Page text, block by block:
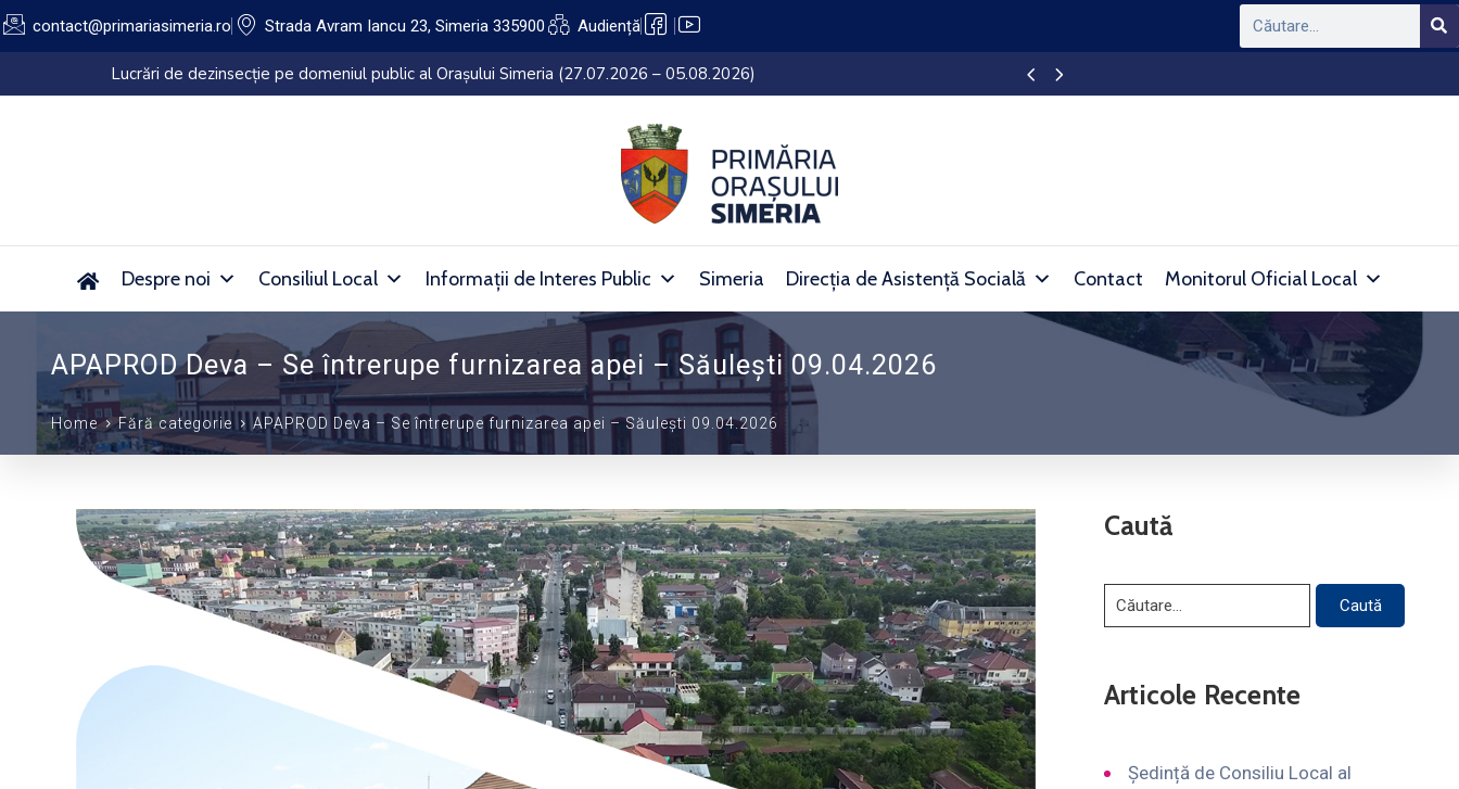
contact@primariasimeria.ro Strada Avram Iancu 23, Simeria 335900 Audiență
Lucrări de dezinsecție pe domeniul public al Orașului Simeria (27.07.2026 – 05.08.2026)
Despre noi Consiliul Local Informații de Interes Public Simeria Direcția de Asistență Socială Contact Monitorul Oficial Local
APAPROD Deva – Se întrerupe furnizarea apei – Săulești 09.04.2026
Home Fără categorie APAPROD Deva – Se întrerupe furnizarea apei – Săulești 09.04.2026
Caută
Articole Recente
Ședință de Consiliu Local al